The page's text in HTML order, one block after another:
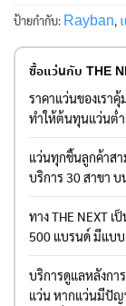
ป้ายกำกับ: Rayban,
ซื้อแว่นกับ THE
ราคาแว่นของเรา
ทำให้ต้นทุนแว่นต่ำ
แว่นทุกชิ้นลูกค้าสา
บริการ 30 สาขา
ทาง THE NEXT
500 แบรนด์ มีแบบ
บริการดูแลหลังกา
แว่น หากแว่นมีปัญ